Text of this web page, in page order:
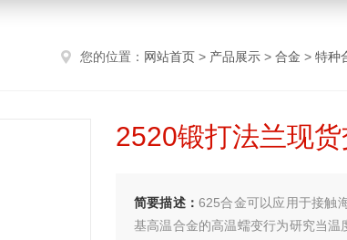
您的位置： 网站首页 > 产品展示 > 合金 > 特种
2520锻打法兰现
简要描述：625合金可以应用于接触
基高温合金的高温蠕变行为研究当